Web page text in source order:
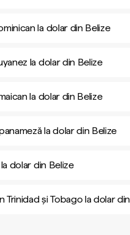
la dolar din Belize
la dolar din Belize
la dolar din Belize
la dolar din Belize
dolar din Belize
Trinidad și Tobago la dolar